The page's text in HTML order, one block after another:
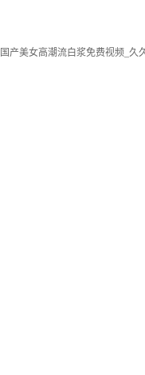
国产美女高潮流白浆免费视频_久